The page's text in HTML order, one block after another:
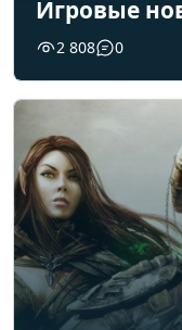
Игровые
2 808 0